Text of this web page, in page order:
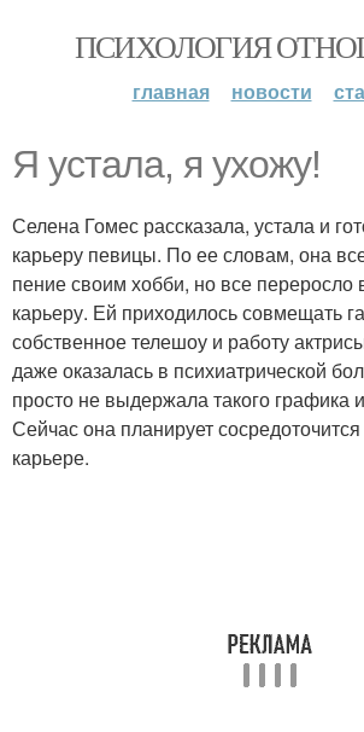
ПСИХОЛОГИЯ
главная новости
Я устала, я ухожу!
Селена Гомес рассказала, устала и
карьеру певицы. По ее словам, она
пение своим хобби, но все переросло
карьеру. Ей приходилось совмещать
собственное телешоу и работу
даже оказалась в психиатрической
просто не выдержала такого графика
Сейчас она планирует сосредоточится
карьере.